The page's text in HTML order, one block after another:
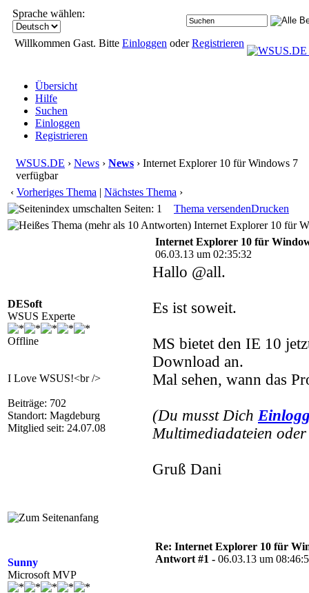
Sprache wählen:
Willkommen Gast. Bitte Einloggen oderRegistrieren
Übersicht
Hilfe
Suchen
Einloggen
Registrieren
WSUS.DE › News › News › Internet Explorer 10 für Windows 7
verfügbar
‹ Vorheriges Thema | Nächstes Thema ›
Seiten: 1
Thema versendenDrucken
Internet Explorer 10 für
DESoft
WSUS Experte
Offline
I Love WSUS!<br />
Beiträge: 702
Standort: Magdeburg
Mitglied seit: 24.07.08
Internet Explorer 10 für
06.03.13 um 02:35:32
Hallo @all.
Es ist soweit.
MS bietet den IE 10
Download an.
Mal sehen, wann das
(Du musst Dich
Multimediadateien
Gruß Dani
Sunny
Microsoft MVP
Re: Internet Explorer 10 für
Antwort #1 - 06.03.13 um